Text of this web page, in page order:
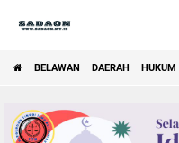
BELAWAN DAERAH HUKUM